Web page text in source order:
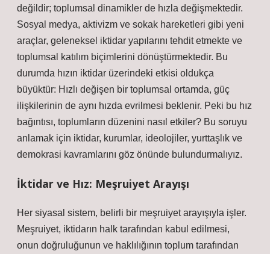
değildir; toplumsal dinamikler de hızla değişmektedir.
Sosyal medya, aktivizm ve sokak hareketleri gibi yeni
araçlar, geleneksel iktidar yapılarını tehdit etmekte ve
toplumsal katılım biçimlerini dönüştürmektedir. Bu
durumda hızın iktidar üzerindeki etkisi oldukça
büyüktür: Hızlı değişen bir toplumsal ortamda, güç
ilişkilerinin de aynı hızda evrilmesi beklenir. Peki bu hız
bağıntısı, toplumların düzenini nasıl etkiler? Bu soruyu
anlamak için iktidar, kurumlar, ideolojiler, yurttaşlık ve
demokrasi kavramlarını göz önünde bulundurmalıyız.
İktidar ve Hız: Meşruiyet Arayışı
Her siyasal sistem, belirli bir meşruiyet arayışıyla işler.
Meşruiyet, iktidarın halk tarafından kabul edilmesi,
onun doğruluğunun ve haklılığının toplum tarafından